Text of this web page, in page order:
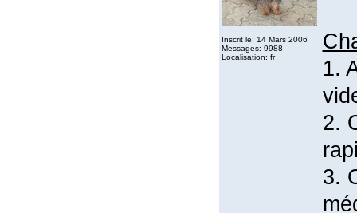
Inscrit le: 14 Mars 2006
Messages: 9988
Localisation: fr
1.
2.
3.